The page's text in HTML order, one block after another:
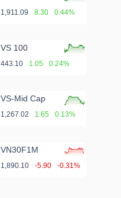
1,911.09 8.30 0.44%
VS 100
443.10 1.05 0.24%
VS-Mid Cap
1,267.02 1.65 0.13%
VN30F1M
1,890.10 -5.90 -0.31%